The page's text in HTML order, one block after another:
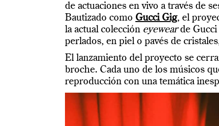
de actuaciones en vivo a través de
Bautizado como Gucci Gig, el
la actual colección eyewearde Gucci
perlados, en piel o pavés de
El lanzamiento del proyecto se
broche. Cada uno de los músicos
reproducción con una temática